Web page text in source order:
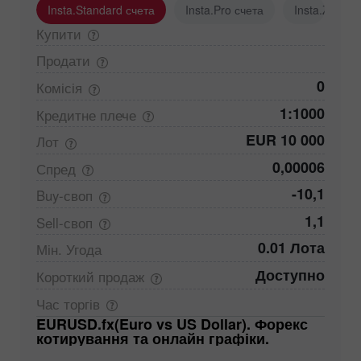
Insta.Standard счета Insta.Pro счета Insta.Zero
Купити
Продати
Комісія
0
Кредитне плече 1:1000
Лот EUR 10 000
Спред 0,00006
Buy-своп -10,1
Sell-своп 1,1
Мін. Угода 0.01 Лота
Короткий продаж Доступно
Час торгів
EURUSD.fx(Euro vs US Dollar). Форекс
котирування та онлайн графіки.